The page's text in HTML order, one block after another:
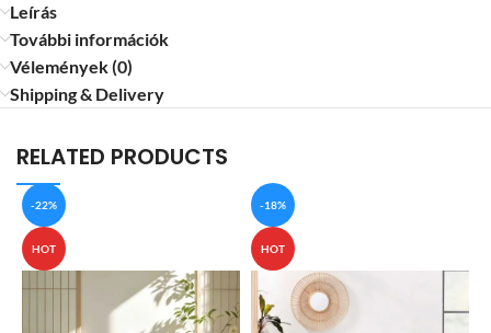
Leírás
További információk
Vélemények (0)
Shipping & Delivery
RELATED PRODUCTS
-22%
HOT
-18%
HOT